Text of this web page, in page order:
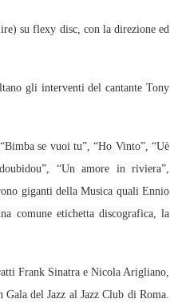
su flexy disc, con la direzione ed
gli interventi del cantante Tony
se vuoi tu”, “Ho Vinto”, “Uè
“Un amore in riviera”,
giganti della Musica quali Ennio
comune etichetta discografica, la
Frank Sinatra e Nicola Arigliano,
del Jazz al Jazz Club di Roma.